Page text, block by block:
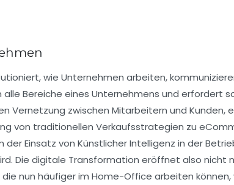
wie Unternehmen arbeiten,
alle Bereiche eines Unternehmens und erfordert
Vernetzung zwischen Mitarbeitern und Kunden,
von traditionellen Verkaufsstrategien zu
der Einsatz von Künstlicher Intelligenz in der
Die digitale Transformation eröffnet also nicht
nun häufiger im Home-Office arbeiten können,